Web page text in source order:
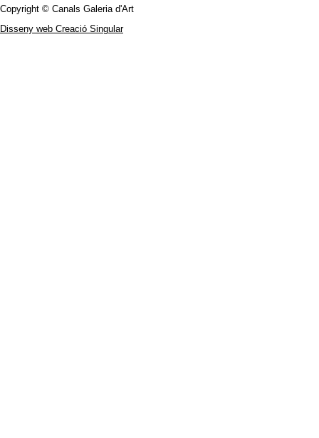
Copyright © Canals Galeria d'Art
Disseny web Creació Singular